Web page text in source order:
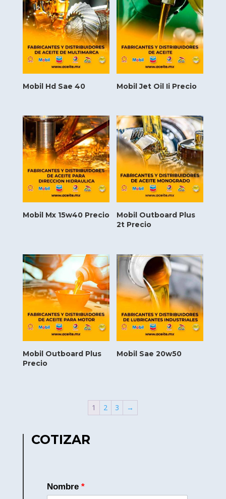
Mobil Hd Sae 40 Mobil Jet Oil Ii Precio
Mobil Mx 15w40 Precio
Mobil Outboard Plus
2t Precio
Mobil Outboard Plus
Precio
Mobil Sae 20w50
1 2 3 →
COTIZAR
Nombre *